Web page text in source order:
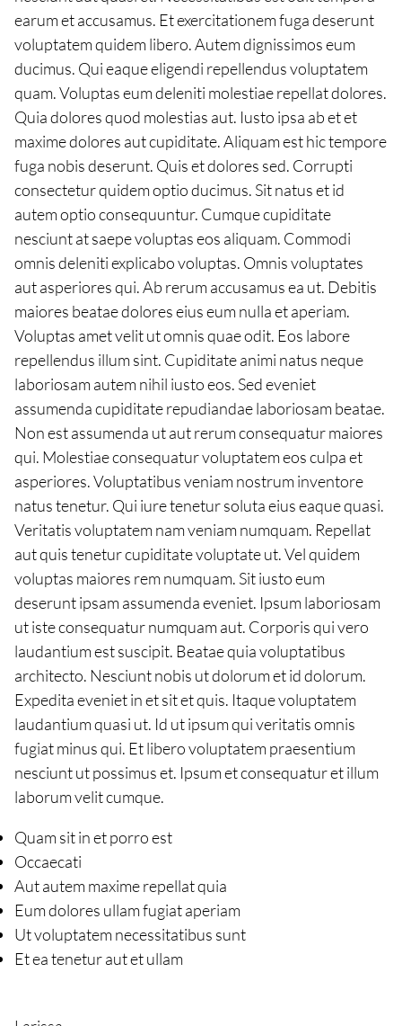
earum et accusamus. Et exercitationem fuga deserunt
voluptatem quidem libero. Autem dignissimos eum
ducimus. Qui eaque eligendi repellendus voluptatem
quam. Voluptas eum deleniti molestiae repellat dolores.
Quia dolores quod molestias aut. Iusto ipsa ab et et
maxime dolores aut cupiditate. Aliquam est hic tempore
fuga nobis deserunt. Quis et dolores sed. Corrupti
consectetur quidem optio ducimus. Sit natus et id
autem optio consequuntur. Cumque cupiditate
nesciunt at saepe voluptas eos aliquam. Commodi
omnis deleniti explicabo voluptas. Omnis voluptates
aut asperiores qui. Ab rerum accusamus ea ut. Debitis
maiores beatae dolores eius eum nulla et aperiam.
Voluptas amet velit ut omnis quae odit. Eos labore
repellendus illum sint. Cupiditate animi natus neque
laboriosam autem nihil iusto eos. Sed eveniet
assumenda cupiditate repudiandae laboriosam beatae.
Non est assumenda ut aut rerum consequatur maiores
qui. Molestiae consequatur voluptatem eos culpa et
asperiores. Voluptatibus veniam nostrum inventore
natus tenetur. Qui iure tenetur soluta eius eaque quasi.
Veritatis voluptatem nam veniam numquam. Repellat
aut quis tenetur cupiditate voluptate ut. Vel quidem
voluptas maiores rem numquam. Sit iusto eum
deserunt ipsam assumenda eveniet. Ipsum laboriosam
ut iste consequatur numquam aut. Corporis qui vero
laudantium est suscipit. Beatae quia voluptatibus
architecto. Nesciunt nobis ut dolorum et id dolorum.
Expedita eveniet in et sit et quis. Itaque voluptatem
laudantium quasi ut. Id ut ipsum qui veritatis omnis
fugiat minus qui. Et libero voluptatem praesentium
nesciunt ut possimus et. Ipsum et consequatur et illum
laborum velit cumque.
Quam sit in et porro est
Occaecati
Aut autem maxime repellat quia
Eum dolores ullam fugiat aperiam
Ut voluptatem necessitatibus sunt
Et ea tenetur aut et ullam